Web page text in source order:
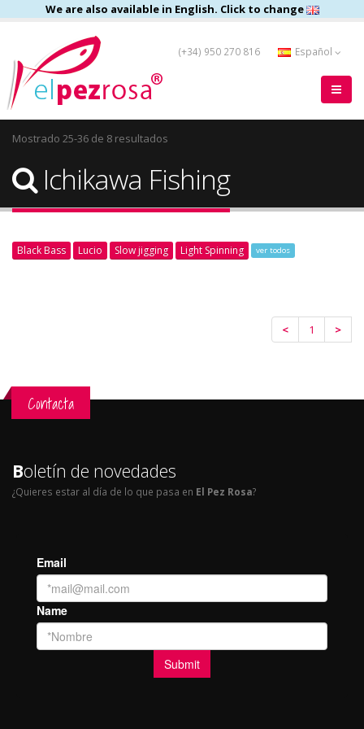
We are also available in English. Click to change
(+34) 950 270 816 Español
Mostrado 25-36 de 8 resultados
Ichikawa Fishing
Black Bass Lucio Slow jigging Light Spinning ver todos
< 1 >
Contacta
Boletín de novedades
¿Quieres estar al día de lo que pasa en El Pez Rosa?